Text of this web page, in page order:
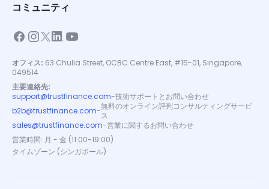
コミュニティ
オフィス: 63 Chulia Street, OCBC Centre East, #15-01, Singapore,
049514
主要連絡先:
support@trustfinance.com-技術サポートとお問い合わせ
b2b@trustfinance.com-無料のオンライン評判コンサルティングサービ
ス
sales@trustfinance.com-営業に関するお問い合わせ
営業時間: 月 - 金 (11:00-19:00)
タイムゾーン (シンガポール)